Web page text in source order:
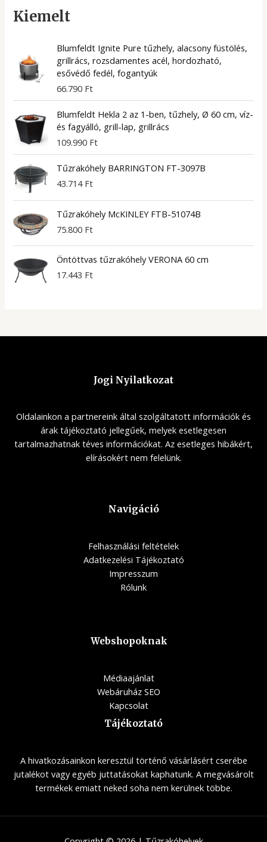
Kiemelt
Blumfeldt Ignite Pure tűzhely, alacsony füstölés,
grillrács, rozsdamentes acél, hordozható,
esővédő fedél, fogantyúk
66.790 Ft
Blumfeldt Hekla 2 az 1-ben, tűzhely, Ø 60 cm, víz-
és fagyálló, grill-lap, grillrács
109.990 Ft
Tűzrakóhely BARRINGTON FT-3097B
43.714 Ft
Tűzrakóhely McKINLEY FTB-51074B
75.800 Ft
Öntöttvas tűzrakóhely VERONA 60 cm
17.443 Ft
Jogi Nyilatkozat
Oldalainkon a partnereink által szolgáltatott információk és
árak tájékoztató jellegűek, melyek esetlegesen
tartalmazhatnak téves információkat. Az esetleges hibákért,
elírásokért nem felelünk.
Navigáció
Felhasználási feltételek
Adatkezelési Tájékoztató
Impresszum
Rólunk
Webshopoknak
Médiaajánlat
Webáruház SEO
Kapcsolat
Tájékoztató
A hivatkozásainkon keresztül történő vásárlásért cserébe
jutalékot vagy egyéb juttatásokat kaphatunk. A megvásárolt
termékek emiatt neked soha nem kerülnek többe.